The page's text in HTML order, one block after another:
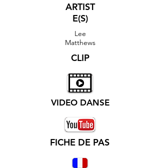
ARTIST
E(S)
Lee
Matthews
CLIP
VIDEO DANSE
FICHE DE PAS